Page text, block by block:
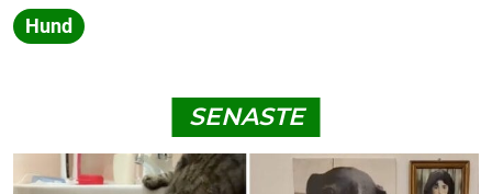
Hund
SENASTE